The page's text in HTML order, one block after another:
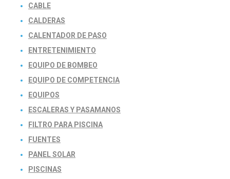
CABLE
CALDERAS
CALENTADOR DE PASO
ENTRETENIMIENTO
EQUIPO DE BOMBEO
EQUIPO DE COMPETENCIA
EQUIPOS
ESCALERAS Y PASAMANOS
FILTRO PARA PISCINA
FUENTES
PANEL SOLAR
PISCINAS